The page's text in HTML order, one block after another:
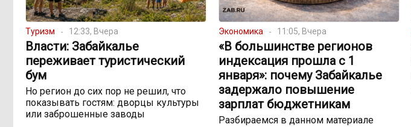
Туризм 12:33, Вчера
Власти: Забайкалье
переживает туристический
бум
Но регион до сих пор не решил, что
показывать гостям: дворцы культуры
или заброшенные заводы
Экономика 11:05, Вчера
«В большинстве регионов
индексация прошла с 1
января»: почему Забайкалье
задержало повышение
зарплат бюджетникам
Разбираемся в данном материале